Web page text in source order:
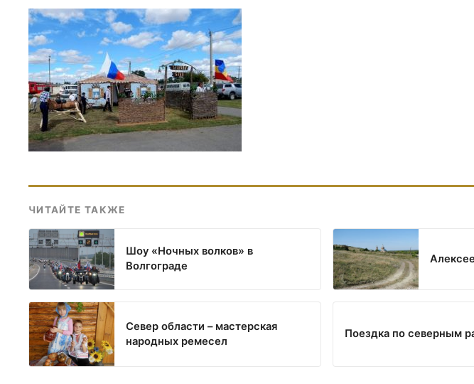
ЧИТАЙТЕ ТАКЖЕ
Шоу «Ночных волков» в
Волгограде
Север области – мастерская
народных ремесел
Поездка по северным